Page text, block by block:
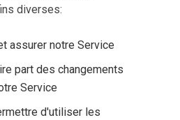
diverses:
assurer notre Service
part des changements
Service
d'utiliser les